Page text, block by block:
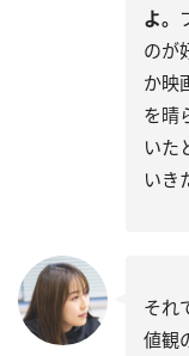
よ。
のが
か映
を晴
いた
いき
それ
値観